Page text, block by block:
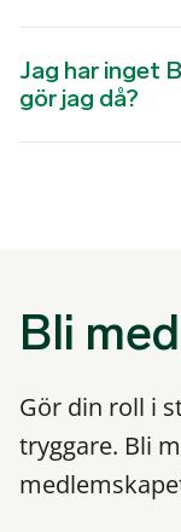
Jag har inget
gör jag då?
Bli
Gör din roll i
tryggare. Bli